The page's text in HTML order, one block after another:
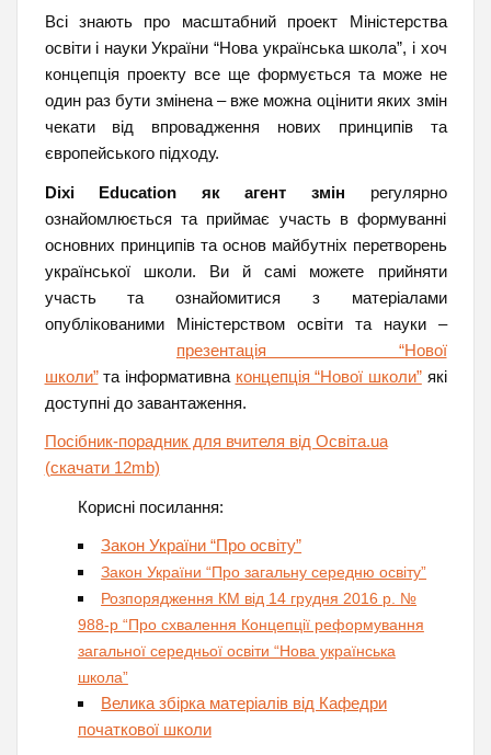
Всі знають про масштабний проект Міністерства
освіти і науки України “Нова українська школа”, і хоч
концепція проекту все ще формується та може не
один раз бути змінена – вже можна оцінити яких змін
чекати від впровадження нових принципів та
європейського підходу.
Dixi Education як агент змін регулярно
ознайомлюється та приймає участь в формуванні
основних принципів та основ майбутніх перетворень
української школи. Ви й самі можете прийняти
участь та ознайомитися з матеріалами
опублікованими Міністерством освіти та науки –
презентація “Нової
школи”та інформативна концепція “Нової школи”які
доступні до завантаження.
Посібник-порадник для вчителя від Освіта.ua
(скачати 12mb)
Корисні посилання:
Закон України “Про освіту”
Закон України “Про загальну середню освіту”
Розпорядження КМ від 14 грудня 2016 р. №
988-р “Про схвалення Концепції реформування
загальної середньої освіти “Нова українська
школа”
Велика збірка матеріалів від Кафедри
початкової школи